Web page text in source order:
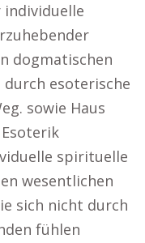
dogmatischen
esoterische
sowie Haus
spirituelle
wesentlichen
sich nicht durch
fühlen